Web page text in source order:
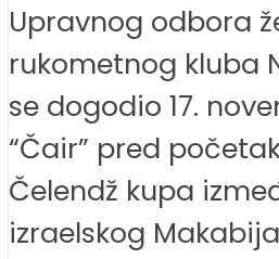
Upravnog odbora
rukometnog kluba
se dogodio 17.
“Čair” pred
Čelendž kupa
izraelskog